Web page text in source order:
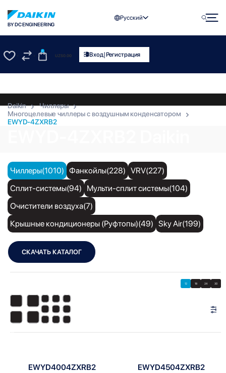
BY DC ENGINEERING
Русский
0
UZS0.00 Вход|Регистрация
Daikin
Чиллеры
Многоцелевые чиллеры с воздушным конденсатором
EWYD-4ZXRB2
Чиллеры(1010) Фанкойлы(228) VRV(227)
Сплит-системы(94)
Мульти-сплит системы(104)
Очистители воздуха(7)
Крышные кондиционеры (Руфтопы)(49) Sky Air(199)
СКАЧАТЬ КАТАЛОГ
12 18 24 30
Показать:
EWYD4004ZXRB2 EWYD4504ZXRB2